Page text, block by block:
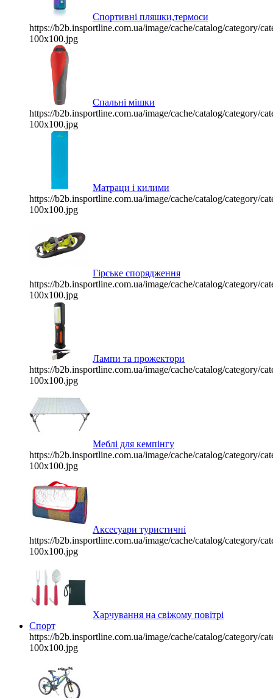
Спортивні пляшки,термоси
https://b2b.insportline.com.ua/image/cache/catalog/category/
100x100.jpg
Спальні мішки
https://b2b.insportline.com.ua/image/cache/catalog/category/
100x100.jpg
Матраци і килими
https://b2b.insportline.com.ua/image/cache/catalog/category/
100x100.jpg
Гірське спорядження
https://b2b.insportline.com.ua/image/cache/catalog/category/
100x100.jpg
Лампи та прожектори
https://b2b.insportline.com.ua/image/cache/catalog/category/
100x100.jpg
Меблі для кемпінгу
https://b2b.insportline.com.ua/image/cache/catalog/category/
100x100.jpg
Аксесуари туристичні
https://b2b.insportline.com.ua/image/cache/catalog/category/
100x100.jpg
Харчування на свіжому повітрі
Спорт
https://b2b.insportline.com.ua/image/cache/catalog/category/
100x100.jpg